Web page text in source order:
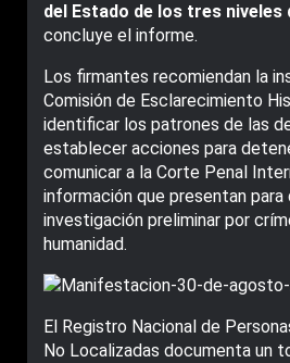
del Estado de los tres niveles
concluye el informe.
Los firmantes recomiendan la
Comisión de Esclarecimiento
identificar los patrones de las
establecer acciones para
comunicar a la Corte Penal
información que presentan para
investigación preliminar por
humanidad.
El Registro Nacional de
No Localizadas documenta un